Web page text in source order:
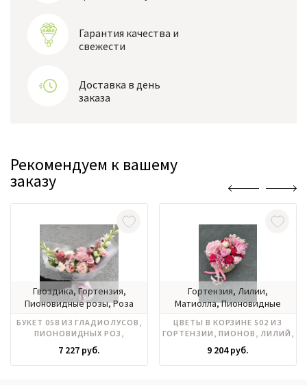
Гарантия качества и
свежести
Доставка в день
заказа
Рекомендуем к вашему
заказу
Гвоздика, Гортензия,
Пионовидные розы, Роза
Эустома
БУКЕТ 058 ИЗ ГЛАДИОЛУСОВ,
ПИОНОВИДНЫХ РОЗ,
ГОРТЕНЗИИ
7 227 руб.
Гортензия, Лилии,
Матиолла, Пионовидные
российские, Фрезия,
Эвкалипт, Эустома
ЦВЕТЫ В КОРЗИНЕ 502 ИЗ
ГОРТЕНЗИИ, ПИОНОВ, ЛИЛИЙ,
РОЗ РОССИЯ
9 204 руб.